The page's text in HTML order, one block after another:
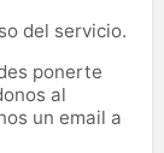
del servicio.
ponerte
al
un email a